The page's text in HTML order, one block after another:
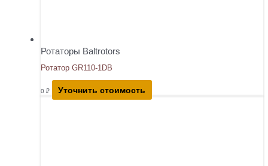
Ротаторы Baltrotors
Ротатор GR110-1DB
0 ₽ Уточнить стоимость